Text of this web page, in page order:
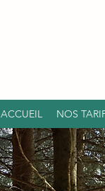
ACCUEIL NOS